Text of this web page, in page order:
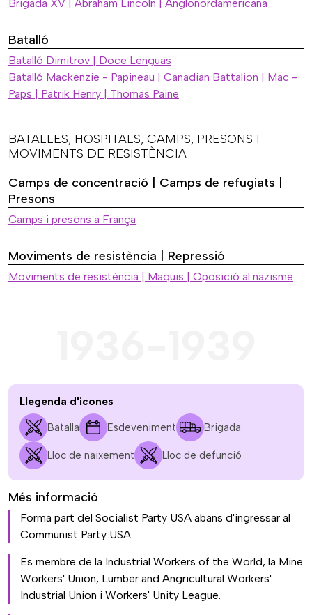
Brigada XV | Abraham Lincoln | Anglonordamericana
Batalló
Batalló Dimitrov | Doce Lenguas
Batalló Mackenzie - Papineau | Canadian Battalion | Mac -
Paps | Patrik Henry | Thomas Paine
BATALLES, HOSPITALS, CAMPS, PRESONS I
MOVIMENTS DE RESISTÈNCIA
Camps de concentració | Camps de refugiats |
Presons
Camps i presons a França
Moviments de resistència | Repressió
Moviments de resistència | Maquis | Oposició al nazisme
Llegenda d'icones
Batalla Esdeveniment Brigada
Lloc de naixement Lloc de defunció
Més informació
Forma part del Socialist Party USA abans d'ingressar al
Communist Party USA.
Es membre de la Industrial Workers of the World, la Mine
Workers' Union, Lumber and Angricultural Workers'
Industrial Union i Workers' Unity League.